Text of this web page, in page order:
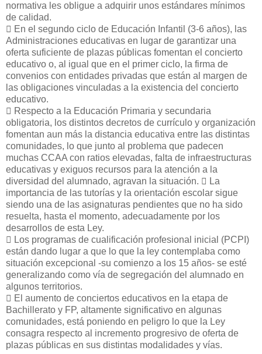
normativa les obligue a adquirir unos estándares mínimos
de calidad.
􀁺 En el segundo ciclo de Educación Infantil (3-6 años), las
Administraciones educativas en lugar de garantizar una
oferta suficiente de plazas públicas fomentan el concierto
educativo o, al igual que en el primer ciclo, la firma de
convenios con entidades privadas que están al margen de
las obligaciones vinculadas a la existencia del concierto
educativo.
􀁺 Respecto a la Educación Primaria y secundaria
obligatoria, los distintos decretos de currículo y organización
fomentan aun más la distancia educativa entre las distintas
comunidades, lo que junto al problema que padecen
muchas CCAA con ratios elevadas, falta de infraestructuras
educativas y exiguos recursos para la atención a la
diversidad del alumnado, agravan la situación. 􀁺 La
importancia de las tutorías y la orientación escolar sigue
siendo una de las asignaturas pendientes que no ha sido
resuelta, hasta el momento, adecuadamente por los
desarrollos de esta Ley.
􀁺 Los programas de cualificación profesional inicial (PCPI)
están dando lugar a que lo que la ley contemplaba como
situación excepcional -su comienzo a los 15 años- se esté
generalizando como vía de segregación del alumnado en
algunos territorios.
􀁺 El aumento de conciertos educativos en la etapa de
Bachillerato y FP, altamente significativo en algunas
comunidades, está poniendo en peligro lo que la Ley
consagra respecto al incremento progresivo de oferta de
plazas públicas en sus distintas modalidades y vías.